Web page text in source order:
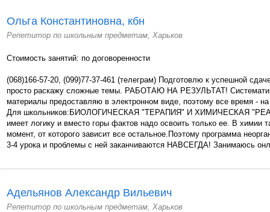
Ольга Константиновна, кбн
Репетитор по школьным предметам, Харьков
Стоимость занятий: по договоренности
(068)166-57-20, (099)77-37-461 (телеграм) Подготовлю к успешной
просто раскажу сложные темы. РАБОТАЮ НА РЕЗУЛЬТАТ!
материалы предоставляю в электронном виде, поэтому все время -
Для школьников:БИОЛОГИЧЕСКАЯ "ТЕРАПИЯ" И ХИМИЧЕСКАЯ
имеет логику и вместо горы фактов надо освоить только ее. В химии
момент, от которого зависит все остальное.Поэтому программа
3-4 урока и проблемы с ней заканчиваются НАВСЕГДА! Занимаюсь
Адельянов Александр Вильевич
Репетитор по школьным предметам, Харьков